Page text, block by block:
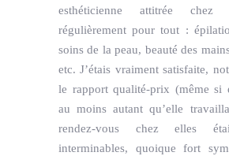
esthéticienne attitrée chez
régulièrement pour tout :
soins de la peau, beauté des
etc. J’étais vraiment satisfaite,
le rapport qualité-prix (même si
au moins autant qu’elle
rendez-vous chez elles
interminables, quoique fort